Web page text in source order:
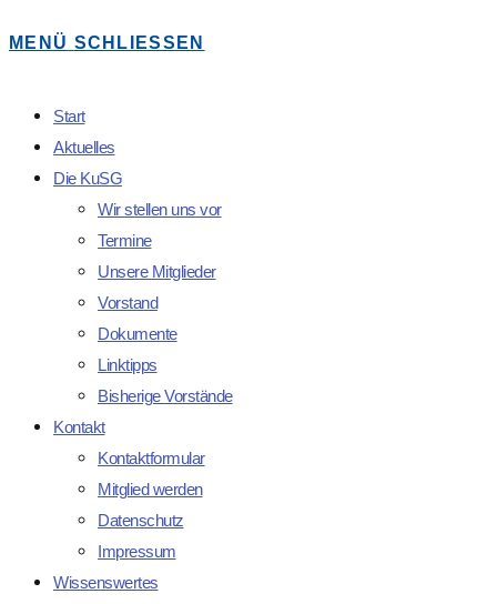
MENÜ SCHLIESSEN
Start
Aktuelles
Die KuSG
Wir stellen uns vor
Termine
Unsere Mitglieder
Vorstand
Dokumente
Linktipps
Bisherige Vorstände
Kontakt
Kontaktformular
Mitglied werden
Datenschutz
Impressum
Wissenswertes